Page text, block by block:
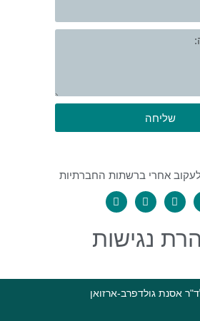
שליחה
אחרי ברשתות החברתיות
נגישות
אסנת גולדפרב-ארזואן